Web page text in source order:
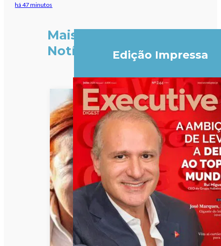
há 47 minutos
Mais
Notícias
Edição Impressa